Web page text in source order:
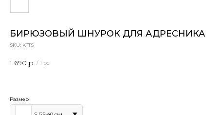
БИРЮЗОВЫЙ ШНУРОК ДЛЯ АДРЕСНИКА
SKU: KTTS
1 690 р. / 1 pc
Размер